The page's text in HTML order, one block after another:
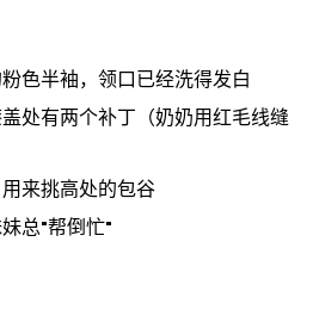
色半袖，领口已经洗得发白
处有两个补丁（奶奶用红毛线缝
来挑高处的包谷
总"帮倒忙"